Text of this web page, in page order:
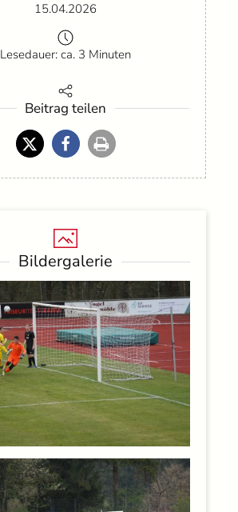
15.04.2026
Lesedauer: ca. 3 Minuten
Beitrag teilen
Bildergalerie